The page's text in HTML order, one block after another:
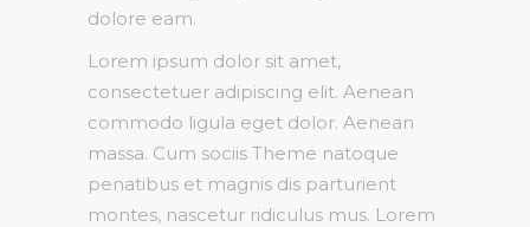
dolore eam.
Lorem ipsum dolor sit amet,
consectetuer adipiscing elit. Aenean
commodo ligula eget dolor. Aenean
massa. Cum sociis Theme natoque
penatibus et magnis dis parturient
montes, nascetur ridiculus mus. Lorem